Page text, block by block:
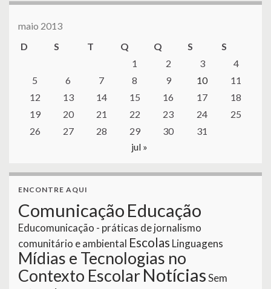
maio 2013
D
S T Q Q S
S
1
2 3
4
5
6 7 8 9 10
11
12
13 14 15 16 17
18
19
20 21 22 23 24
25
26
27 28 29 30
31
jul »
ENCONTRE AQUI
Comunicação Educação
Educomunicação - práticas de jornalismo
comunitário e ambiental Escolas Linguagens
Mídias e Tecnologias no
Contexto EscolarNotíciasSem